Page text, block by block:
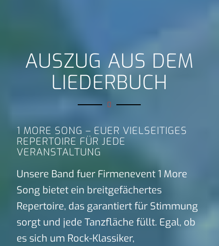
AUSZUG AUS DEM
LIEDERBUCH
1 MORE SONG – EUER VIELSEITIGES
REPERTOIRE FÜR JEDE
VERANSTALTUNG
Unsere Band fuer Firmenevent 1 More
Song bietet ein breitgefächertes
Repertoire, das garantiert für Stimmung
sorgt und jede Tanzfläche füllt. Egal, ob
es sich um Rock-Klassiker,